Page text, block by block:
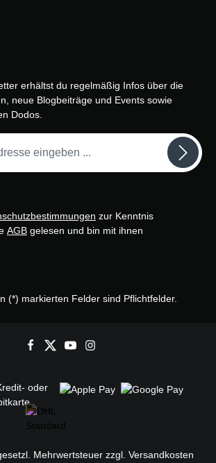
erhältst du regelmäßig Infos über die
neue Blogbeiträge und Events sowie
Dodos.
zur Kenntnis
AGB gelesen und bin mit ihnen
(*) markierten Felder sind Pflichtfelder.
Mehrwertsteuer zzgl. Versandkosten